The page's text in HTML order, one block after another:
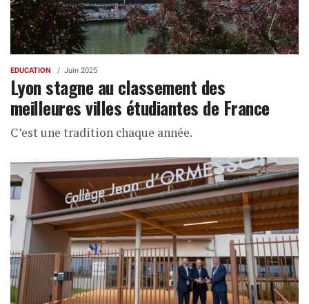
EDUCATION Juin 2025
Lyon stagne au classement des
meilleures villes étudiantes de France
C’est une tradition chaque année.